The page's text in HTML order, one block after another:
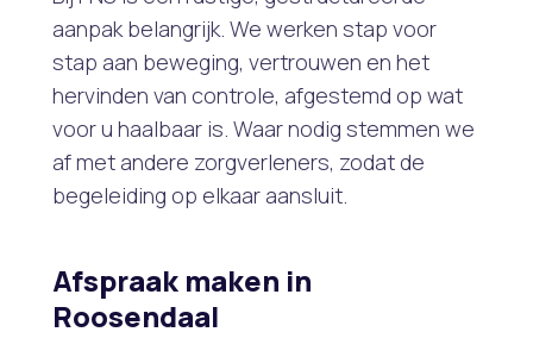
aanpak belangrijk. We werken stap voor
stap aan beweging, vertrouwen en het
hervinden van controle, afgestemd op wat
voor u haalbaar is. Waar nodig stemmen we
af met andere zorgverleners, zodat de
begeleiding op elkaar aansluit.
Afspraak maken in
Roosendaal